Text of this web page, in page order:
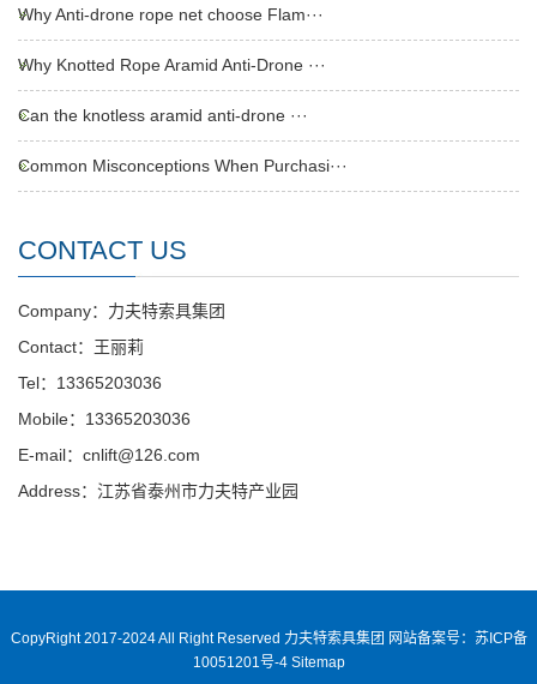
Why Anti-drone rope net choose Flam···
Why Knotted Rope Aramid Anti-Drone ···
Can the knotless aramid anti-drone ···
Common Misconceptions When Purchasi···
CONTACT US
Company：力夫特索具集团
Contact：王丽莉
Tel：13365203036
Mobile：13365203036
E-mail：cnlift@126.com
Address：江苏省泰州市力夫特产业园
CopyRight 2017-2024 All Right Reserved 力夫特索具集团 网站备案号：苏ICP备
10051201号-4 Sitemap